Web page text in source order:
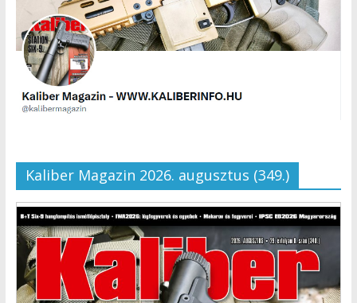
Kaliber Magazin 2026. augusztus (349.)